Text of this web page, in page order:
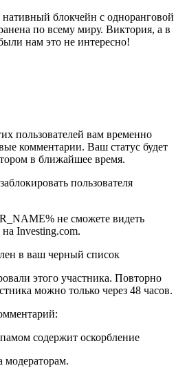
блокчейн с одноранговой
по всему миру. Виктория, а в
нам это не интересно!
пользователей вам временно
комментарии. Ваш статус будет
в ближайшее время.
пользователя
не сможете видеть
Investing.com.
в ваш черный список
этого участника. Повторно
можно только через 48 часов.
содержит оскорбление
модераторам.